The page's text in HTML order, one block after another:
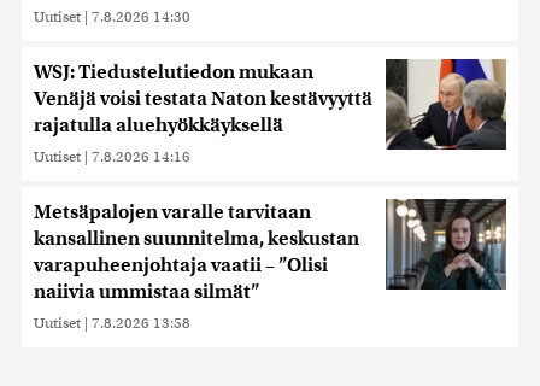
Uutiset | 7.8.2026 14:30
WSJ: Tiedustelutiedon mukaan
Venäjä voisi testata Naton kestävyyttä
rajatulla aluehyökkäyksellä
Uutiset | 7.8.2026 14:16
Metsäpalojen varalle tarvitaan
kansallinen suunnitelma, keskustan
varapuheenjohtaja vaatii – ”Olisi
naiivia ummistaa silmät”
Uutiset | 7.8.2026 13:58